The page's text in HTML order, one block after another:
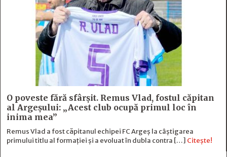
O poveste fără sfârşit. Remus Vlad, fostul căpitan
al Argeşului: „Acest club ocupă primul loc în
inima mea”
Remus Vlad a fost căpitanul echipei FC Argeș la câștigarea
primului titlu al formației și a evoluat în dubla contra […] Citește!